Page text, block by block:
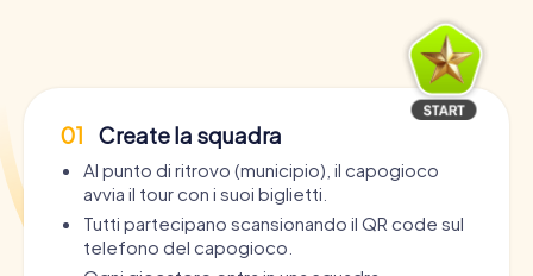
01 Create la squadra
Al punto di ritrovo (municipio), il capogioco
avvia il tour con i suoi biglietti.
Tutti partecipano scansionando il QR code sul
telefono del capogioco.